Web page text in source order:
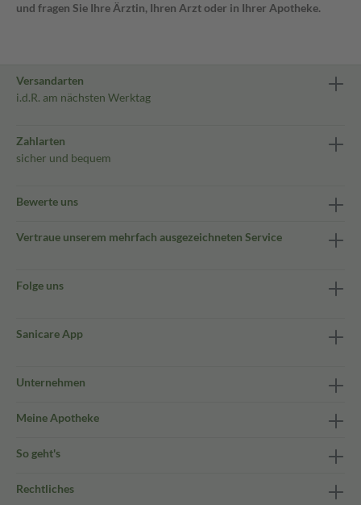
und fragen Sie Ihre Ärztin, Ihren Arzt oder in Ihrer Apotheke.
Versandarten
i.d.R. am nächsten Werktag
Zahlarten
sicher und bequem
Bewerte uns
Vertraue unserem mehrfach ausgezeichneten Service
Folge uns
Sanicare App
Unternehmen
Meine Apotheke
So geht's
Rechtliches